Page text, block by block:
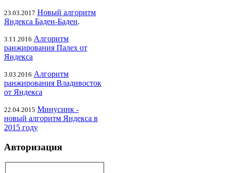
23.03.2017 Новый алгоритм
Яндекса Баден-Баден.
3.11.2016 Алгоритм
ранжирования Палех от
Яндекса
3.03.2016 Алгоритм
ранжирования Владивосток
от Яндекса
22.04.2015 Минусинк -
новый алгоритм Яндекса в
2015 году
Авторизация